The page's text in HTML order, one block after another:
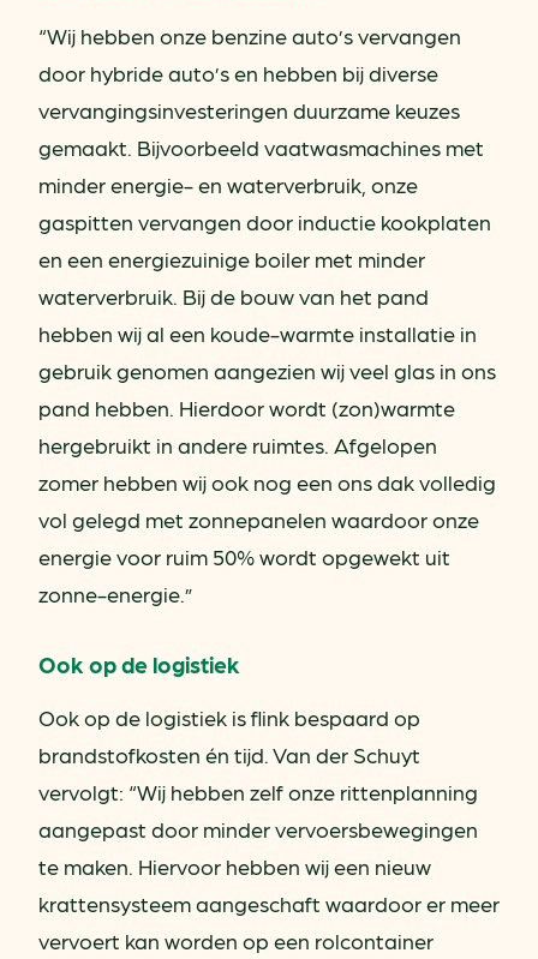
“Wij hebben onze benzine auto’s vervangen
door hybride auto’s en hebben bij diverse
vervangingsinvesteringen duurzame keuzes
gemaakt. Bijvoorbeeld vaatwasmachines met
minder energie- en waterverbruik, onze
gaspitten vervangen door inductie kookplaten
en een energiezuinige boiler met minder
waterverbruik. Bij de bouw van het pand
hebben wij al een koude-warmte installatie in
gebruik genomen aangezien wij veel glas in ons
pand hebben. Hierdoor wordt (zon)warmte
hergebruikt in andere ruimtes. Afgelopen
zomer hebben wij ook nog een ons dak volledig
vol gelegd met zonnepanelen waardoor onze
energie voor ruim 50% wordt opgewekt uit
zonne-energie.”
Ook op de logistiek
Ook op de logistiek is flink bespaard op
brandstofkosten én tijd. Van der Schuyt
vervolgt: “Wij hebben zelf onze rittenplanning
aangepast door minder vervoersbewegingen
te maken. Hiervoor hebben wij een nieuw
krattensysteem aangeschaft waardoor er meer
vervoert kan worden op een rolcontainer